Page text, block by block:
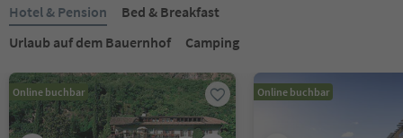
Hotel & Pension
Bed & Breakfast
Urlaub auf dem Bauernhof
Camping
Online buchbar Online buchbar